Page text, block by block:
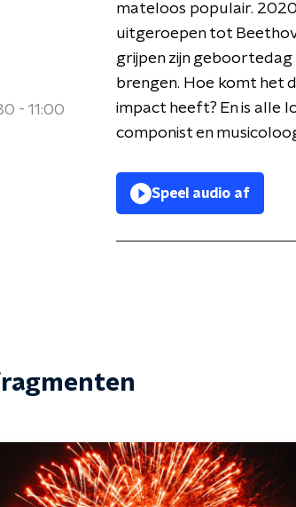
- 11:00
mateloos populair. 2020
uitgeroepen tot
grijpen zijn geboortedag
brengen. Hoe komt het
impact heeft? En is alle
componist en
Speel audio af